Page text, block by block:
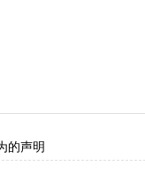
的声明